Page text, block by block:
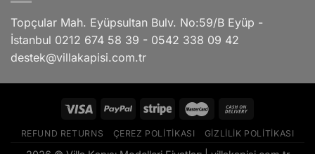
Topçular Mah. Eyüpsultan Bulv. No:59/B Eyüp -
İstanbul 0212 674 58 39 - 0542 338 09 42
destek@villakapisi.com.tr
REFUND RETURNS ÇEREZ POLITIKASI GIZLILIK POLITIKASI